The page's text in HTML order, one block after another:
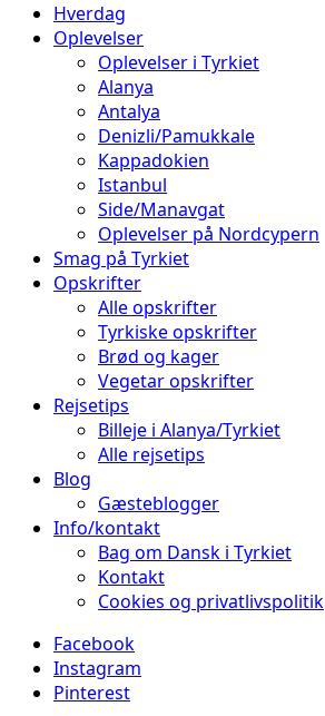
Hverdag
Oplevelser
Oplevelser i Tyrkiet
Alanya
Antalya
Denizli/Pamukkale
Kappadokien
Istanbul
Side/Manavgat
Oplevelser på Nordcypern
Smag på Tyrkiet
Opskrifter
Alle opskrifter
Tyrkiske opskrifter
Brød og kager
Vegetar opskrifter
Rejsetips
Billeje i Alanya/Tyrkiet
Alle rejsetips
Blog
Gæsteblogger
Info/kontakt
Bag om Dansk i Tyrkiet
Kontakt
Cookies og privatlivspolitik
Facebook
Instagram
Pinterest